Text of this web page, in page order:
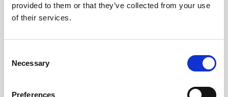
provided to them or that they’ve collected from your use
of their services.
Selection
Necessary
Preferences
sincero, lontano dalle narrazioni esagerate di
una parte del rap di oggi ed equidistante,
produzioni di Jvli che non hanno ancora
assoluto di maturità, ma che fanno canzoni